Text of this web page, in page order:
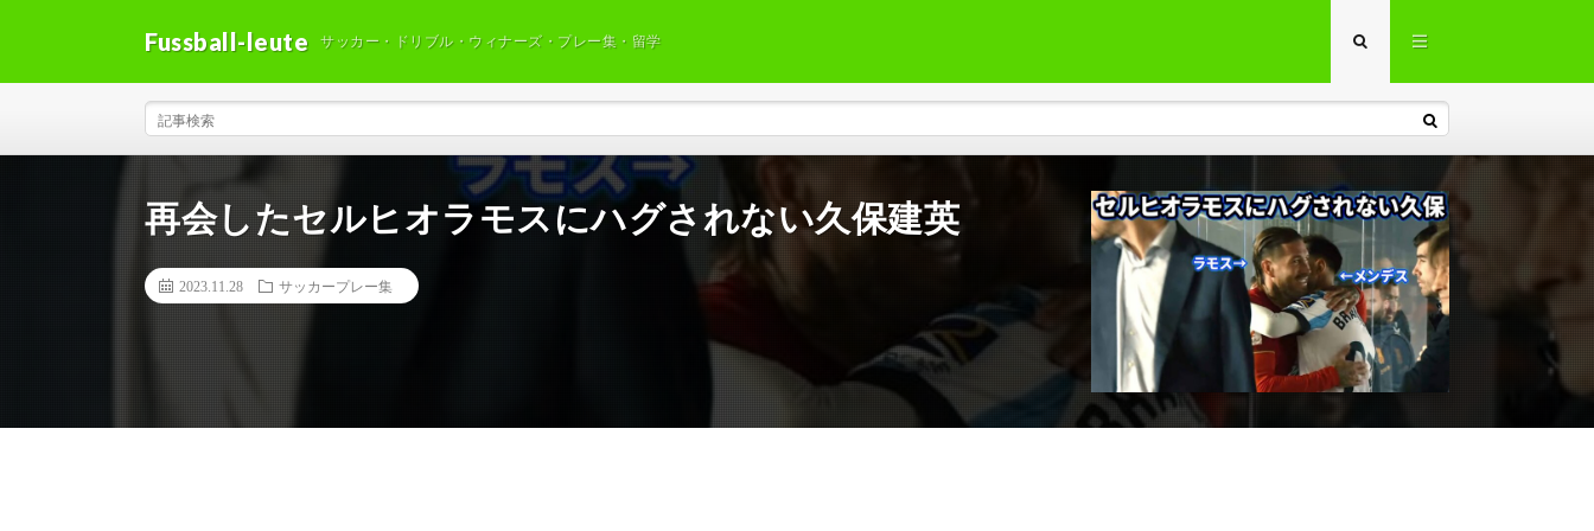
Fussball-leute サッカー・ドリブル・ウィナーズ・プレー集・留学
再会したセルヒオラモスにハグされない久保建英
2023.11.28 サッカープレー集